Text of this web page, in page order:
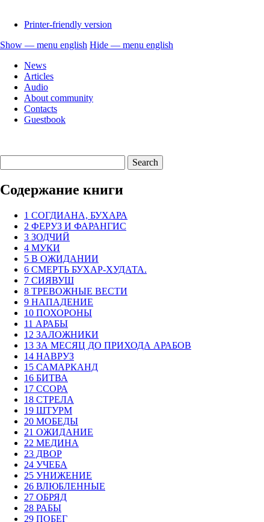
Printer-friendly version
menu
english
Show — menu english Hide — menu english
News
Articles
Audio
About community
Contacts
Guestbook
Содержание книги
1 СОГДИАНА, БУХАРА
2 ФЕРУЗ И ФАРАНГИС
3 ЗОДЧИЙ
4 МУКИ
5 В ОЖИДАНИИ
6 СМЕРТЬ БУХАР-ХУДАТА.
7 СИЯВУШ
8 ТРЕВОЖНЫЕ ВЕСТИ
9 НАПАДЕНИЕ
10 ПОХОРОНЫ
11 АРАБЫ
12 ЗАЛОЖНИКИ
13 ЗА МЕСЯЦ ДО ПРИХОДА АРАБОВ
14 НАВРУЗ
15 САМАРКАНД
16 БИТВА
17 ССОРА
18 СТРЕЛА
19 ШТУРМ
20 МОБЕДЫ
21 ОЖИДАНИЕ
22 МЕДИНА
23 ДВОР
24 УЧЕБА
25 УНИЖЕНИЕ
26 ВЛЮБЛЕННЫЕ
27 ОБРЯД
28 РАБЫ
29 ПОБЕГ